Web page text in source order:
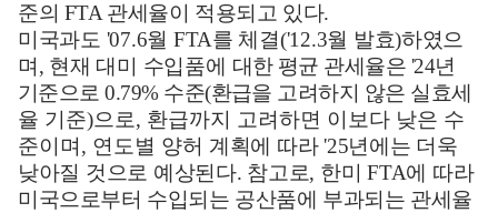
준의 FTA관세율이 적용되고 있다.
미국과도 '07.6월 FTA를 체결('12.3월 발효)하였으
며 , 현재 대미 수입품에 대한 평균 관세율은 '24년
기준으로0.79% 수준(환급을 고려하지 않은 실효세
율 기준)으로, 환급까지 고려하면 이보다 낮은 수
준이며 , 연도별 양허 계획에 따라'25년에는 더욱
낮아질 것으로 예상된다. 참고로, 한미FTA에 따라
미국으로부터 수입되는 공산품에 부과되는 관세율